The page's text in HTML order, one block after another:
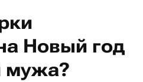
Новый год
мужа?